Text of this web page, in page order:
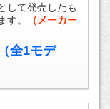
して発売したも
。
（メーカー
全1モデ